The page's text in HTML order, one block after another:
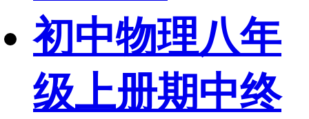
初中物理八年
级上册期中终